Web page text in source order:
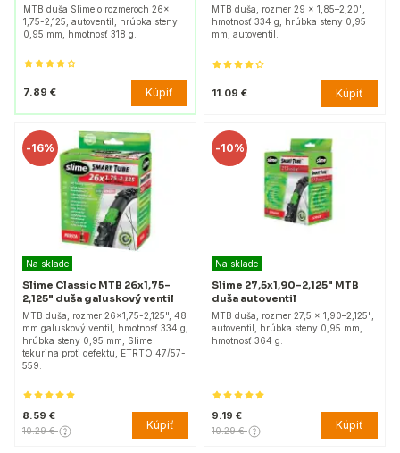
MTB duša Slime o rozmeroch 26x
1,75-2,125, autoventil, hrúbka steny
0,95 mm, hmotnosť 318 g.
7.89 € Kúpiť
MTB duša, rozmer 29 x 1,85–2,20",
hmotnosť 334 g, hrúbka steny 0,95
mm, autoventil.
11.09 € Kúpiť
-16%
Na sklade
Slime Classic MTB 26x1,75-
2,125" duša galuskový ventil
MTB duša, rozmer 26x1,75-2,125", 48
mm galuskový ventil, hmotnosť 334 g,
hrúbka steny 0,95 mm, Slime
tekurina proti defektu, ETRTO 47/57-
559.
8.59 €
10.29 € Kúpiť
-10%
Na sklade
Slime 27,5x1,90–2,125" MTB
duša autoventil
MTB duša, rozmer 27,5 x 1,90–2,125",
autoventil, hrúbka steny 0,95 mm,
hmotnosť 364 g.
9.19 €
10.29 € Kúpiť